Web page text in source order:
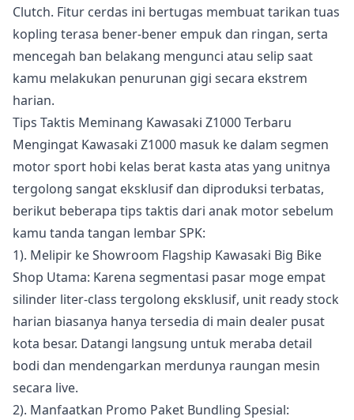
Clutch. Fitur cerdas ini bertugas membuat tarikan tuas
kopling terasa bener-bener empuk dan ringan, serta
mencegah ban belakang mengunci atau selip saat
kamu melakukan penurunan gigi secara ekstrem
harian.
Tips Taktis Meminang Kawasaki Z1000 Terbaru
Mengingat Kawasaki Z1000 masuk ke dalam segmen
motor sport hobi kelas berat kasta atas yang unitnya
tergolong sangat eksklusif dan diproduksi terbatas,
berikut beberapa tips taktis dari anak motor sebelum
kamu tanda tangan lembar SPK:
1). Melipir ke Showroom Flagship Kawasaki Big Bike
Shop Utama: Karena segmentasi pasar moge empat
silinder liter-class tergolong eksklusif, unit ready stock
harian biasanya hanya tersedia di main dealer pusat
kota besar. Datangi langsung untuk meraba detail
bodi dan mendengarkan merdunya raungan mesin
secara live.
2). Manfaatkan Promo Paket Bundling Spesial: